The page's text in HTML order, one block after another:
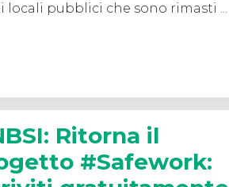
pubblici che sono rimasti ...
Ritorna il
#Safework: